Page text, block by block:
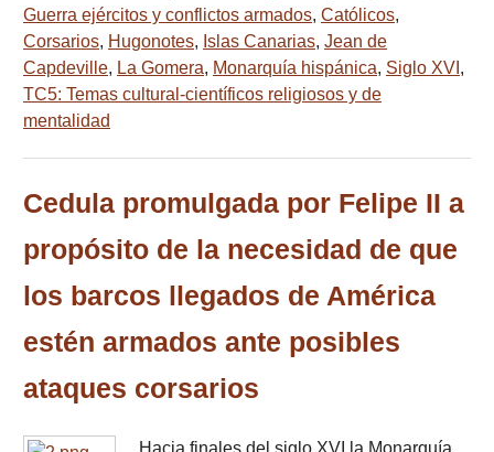
Guerra ejércitos y conflictos armados, Católicos,
Corsarios, Hugonotes, Islas Canarias, Jean de
Capdeville, La Gomera, Monarquía hispánica, Siglo XVI ,
TC5: Temas cultural-científicos religiosos y de
mentalidad
Cedula promulgada por Felipe II a
propósito de la necesidad de que
los barcos llegados de América
estén armados ante posibles
ataques corsarios